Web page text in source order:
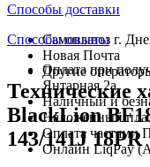
Способы доставки
Самовывоз г.
Новая Почта
Другие
Способы оплаты
Оплата при
Янтарная 2а
Наличный и
Наложенный
Оплата частями
Онлайн LiqPay
Технические
BlackLion
143/141J 18PR